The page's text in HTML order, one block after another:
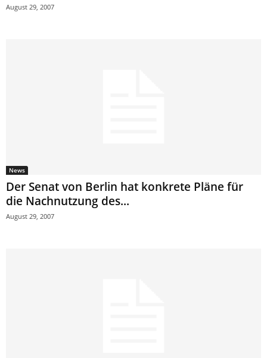
August 29, 2007
News
Der Senat von Berlin hat konkrete Pläne für
die Nachnutzung des...
August 29, 2007